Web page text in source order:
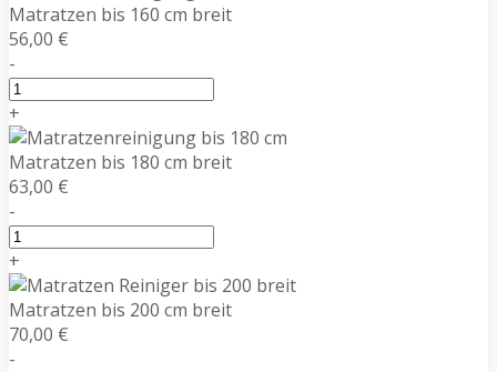
Matratzen bis 160 cm breit
56,00 €
-
+
Matratzen bis 180 cm breit
63,00 €
-
+
Matratzen bis 200 cm breit
70,00 €
-